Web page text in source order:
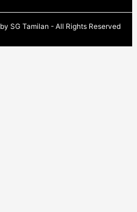
by SG Tamilan - All Rights Reserved